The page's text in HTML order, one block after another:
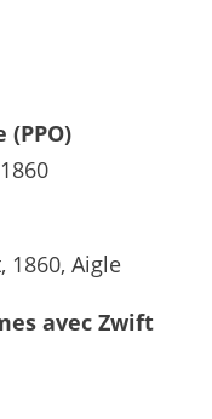
1860, Aigle
avec Zwift